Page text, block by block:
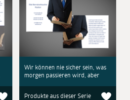
Wir können nie sicher sein, was
morgen passieren wird, aber
Produkte aus dieser Serie